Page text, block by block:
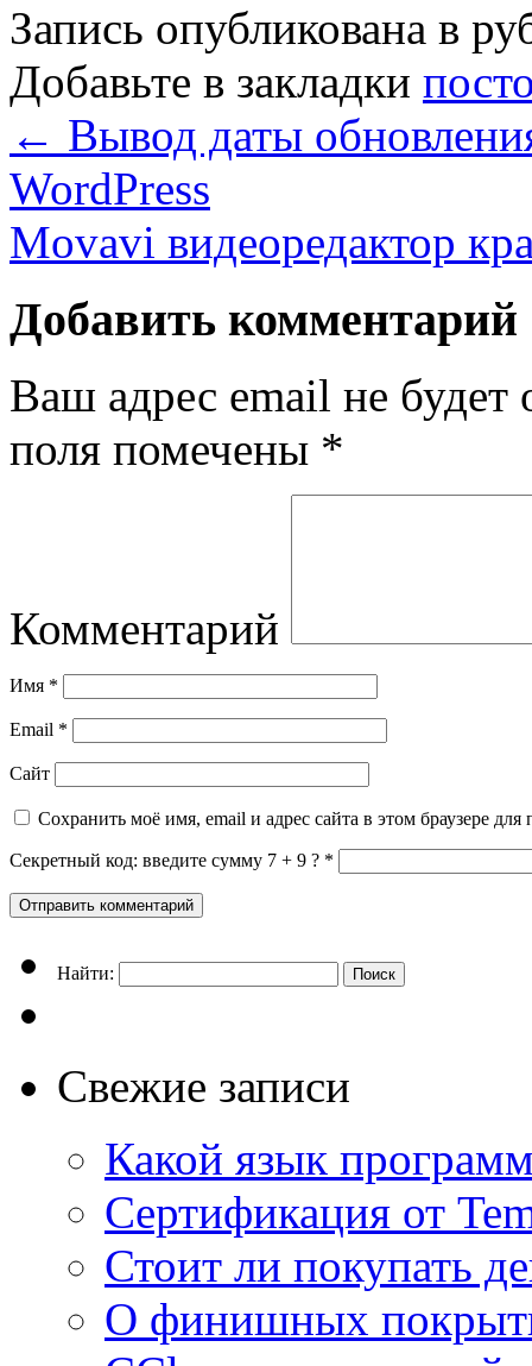
Запись опубликована в
Добавьте в закладки
← Вывод даты
WordPress
Movavi видеоредактор
Добавить комментарий
Ваш адрес email не будет
поля помечены *
Комментарий
Имя *
Email *
Сайт
Сохранить моё имя, email и адрес сайта в этом браузере
Секретный код: введите сумму 7 + 9 ? *
Найти:
Свежие записи
Какой язык
Сертификация от
Стоит ли покупать
О финишных